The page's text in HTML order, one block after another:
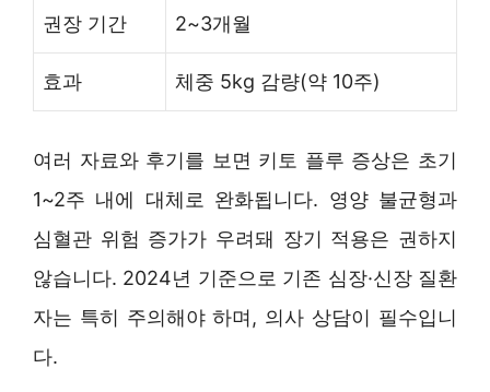
권장 기간 2~3개월
효과 체중 5kg 감량(약 10주)
여러 자료와 후기를 보면 키토 플루 증상은 초기
1~2주 내에 대체로 완화됩니다. 영양 불균형과
심혈관 위험 증가가 우려돼 장기 적용은 권하지
않습니다. 2024년 기준으로 기존 심장·신장 질환
자는 특히 주의해야 하며, 의사 상담이 필수입니
다.